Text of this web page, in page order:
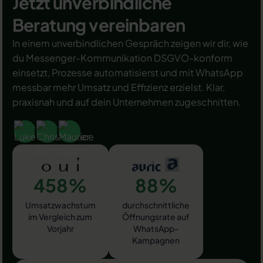
Beratung vereinbaren
In einem unverbindlichen Gespräch zeigen wir dir, wie
du Messenger-Kommunikation DSGVO-konform
einsetzt, Prozesse automatisierst und mit WhatsApp
messbar mehr Umsatz und Effizienz erzielst. Klar,
praxisnah und auf dein Unternehmen zugeschnitten.
458%
Umsatzwachstum
im Vergleich zum
Vorjahr
88%
durchschnittliche
Öffnungsrate auf
WhatsApp-
Kampagnen